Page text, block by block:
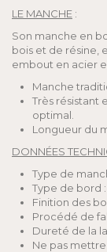
LE MANCHE :
Son manche en
bois et de résine,
embout en acier
Manche
Très résistant
optimal.
Longueur du
DONNÉES
Type de
Type de bord :
Finition des
Procédé de
Dureté de la
Ne pas mettre